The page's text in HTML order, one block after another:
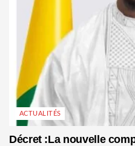
ACTUALITÉS
Décret :La nouvelle